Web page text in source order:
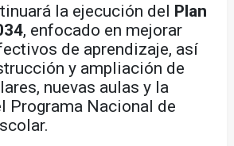
la ejecución del Plan
, enfocado en mejorar
de aprendizaje, así
y ampliación de
nuevas aulas y la
Programa Nacional de